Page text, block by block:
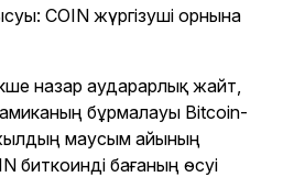
COIN жүргізуші орнына
назар аударарлық жайт,
бұрмалауы Bitcoin-
маусым айының
биткоинді бағаның өсуі